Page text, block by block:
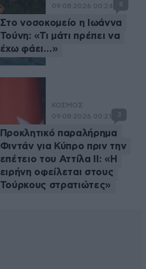
09·08·2026 00:24
8
Στο νοσοκομείο η Ιωάννα
Τούνη: «Τι μάτι πρέπει να
έχω φάει…»
ΚΟΣΜΟΣ
09·08·2026 00:21
3
Προκλητικό παραλήρημα
Φιντάν για Κύπρο πριν την
επέτειο του Αττίλα ΙΙ: «Η
ειρήνη οφείλεται στους
Τούρκους στρατιώτες»